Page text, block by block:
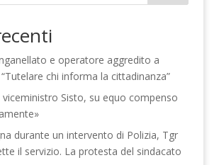
e operatore aggredito a
chi informa la cittadinanza”
viceministro Sisto, su equo compenso
durante un intervento di Polizia, Tgr
il servizio. La protesta del sindacato